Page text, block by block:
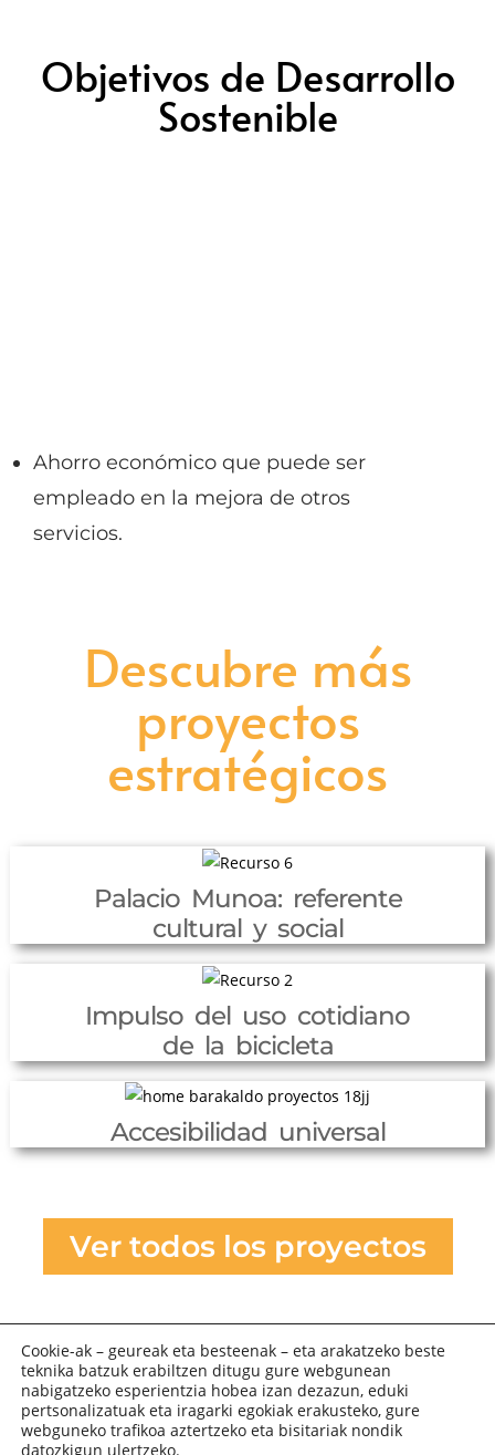
Objetivos de Desarrollo
Sostenible
Ahorro económico que puede ser
empleado en la mejora de otros
servicios.
Descubre más
proyectos
estratégicos
Palacio Munoa: referente
cultural y social
Impulso del uso cotidiano
de la bicicleta
Accesibilidad universal
Ver todos los proyectos
Cookie-ak – geureak eta besteenak – eta arakatzeko beste
teknika batzuk erabiltzen ditugu gure webgunean
nabigatzeko esperientzia hobea izan dezazun, eduki
pertsonalizatuak eta iragarki egokiak erakusteko, gure
webguneko trafikoa aztertzeko eta bisitariak nondik
datozkigun ulertzeko.